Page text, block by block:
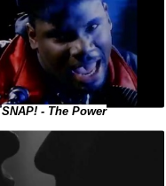
SNAP! - The Power